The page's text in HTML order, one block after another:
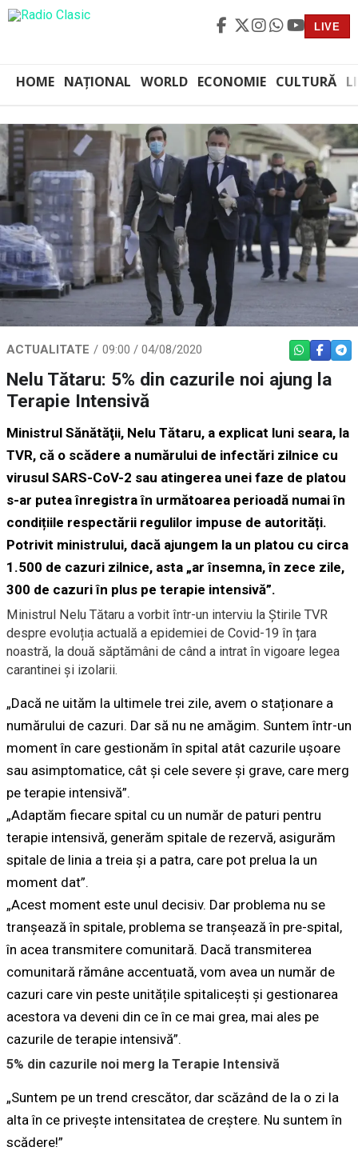
LIVE
HOME NAȚIONAL WORLD ECONOMIE CULTURĂ
ACTUALITATE 09:00 / 04/08/2020 WHATSAPP
Nelu Tătaru: 5% din cazurile noi ajung la
Terapie Intensivă
Ministrul Sănătăţii, Nelu Tătaru, a explicat luni seara, la
TVR, că o scădere a numărului de infectări zilnice cu
virusul SARS-CoV-2 sau atingerea unei faze de platou
s-ar putea înregistra în următoarea perioadă numai în
condițiile respectării regulilor impuse de autorități.
Potrivit ministrului, dacă ajungem la un platou cu circa
1.500 de cazuri zilnice, asta „ar însemna, în zece zile,
300 de cazuri în plus pe terapie intensivă”.
Ministrul Nelu Tătaru a vorbit într-un interviu la Știrile TVR
despre evoluția actuală a epidemiei de Covid-19 în țara
noastră, la două săptămâni de când a intrat în vigoare legea
carantinei și izolarii.
„Dacă ne uităm la ultimele trei zile, avem o staționare a
numărului de cazuri. Dar să nu ne amăgim. Suntem într-un
moment în care gestionăm în spital atât cazurile ușoare
sau asimptomatice, cât și cele severe și grave, care merg
pe terapie intensivă”.
„Adaptăm fiecare spital cu un număr de paturi pentru
terapie intensivă, generăm spitale de rezervă, asigurăm
spitale de linia a treia și a patra, care pot prelua la un
moment dat”.
„Acest moment este unul decisiv. Dar problema nu se
tranșează în spitale, problema se tranșează în pre-spital,
în acea transmitere comunitară. Dacă transmiterea
comunitară rămâne accentuată, vom avea un număr de
cazuri care vin peste unitățile spitalicești și gestionarea
acestora va deveni din ce în ce mai grea, mai ales pe
cazurile de terapie intensivă”.
5% din cazurile noi merg la Terapie Intensivă
„Suntem pe un trend crescător, dar scăzând de la o zi la
alta în ce privește intensitatea de creștere. Nu suntem în
scădere!”